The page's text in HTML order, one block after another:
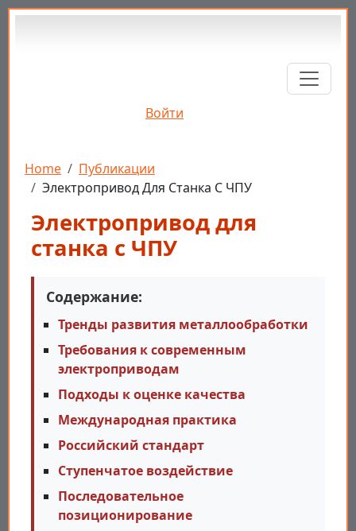
Перейти к основному содержанию
Войти
Строка навигации
Home
Публикации
Электропривод Для Станка С ЧПУ
Электропривод для
станка с ЧПУ
Содержание:
Тренды развития металлообработки
Требования к современным
электроприводам
Подходы к оценке качества
Международная практика
Российский стандарт
Ступенчатое воздействие
Последовательное
позиционирование